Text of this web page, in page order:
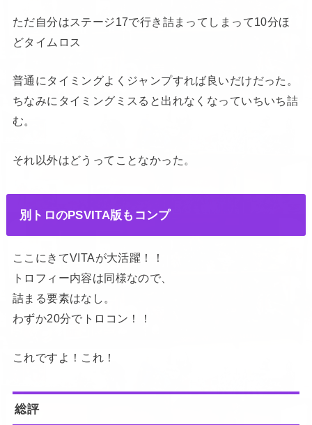
ただ自分はステージ17で行き詰まってしまって10分ほ
どタイムロス
普通にタイミングよくジャンプすれば良いだけだった。
ちなみにタイミングミスると出れなくなっていちいち詰
む。
それ以外はどうってことなかった。
別トロのPSVITA版もコンプ
ここにきてVITAが大活躍！！
トロフィー内容は同様なので、
詰まる要素はなし。
わずか20分でトロコン！！
これですよ！これ！
総評